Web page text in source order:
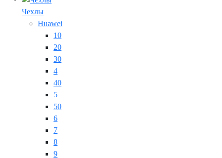
Чехлы
Huawei
10
20
30
4
40
5
50
6
7
8
9